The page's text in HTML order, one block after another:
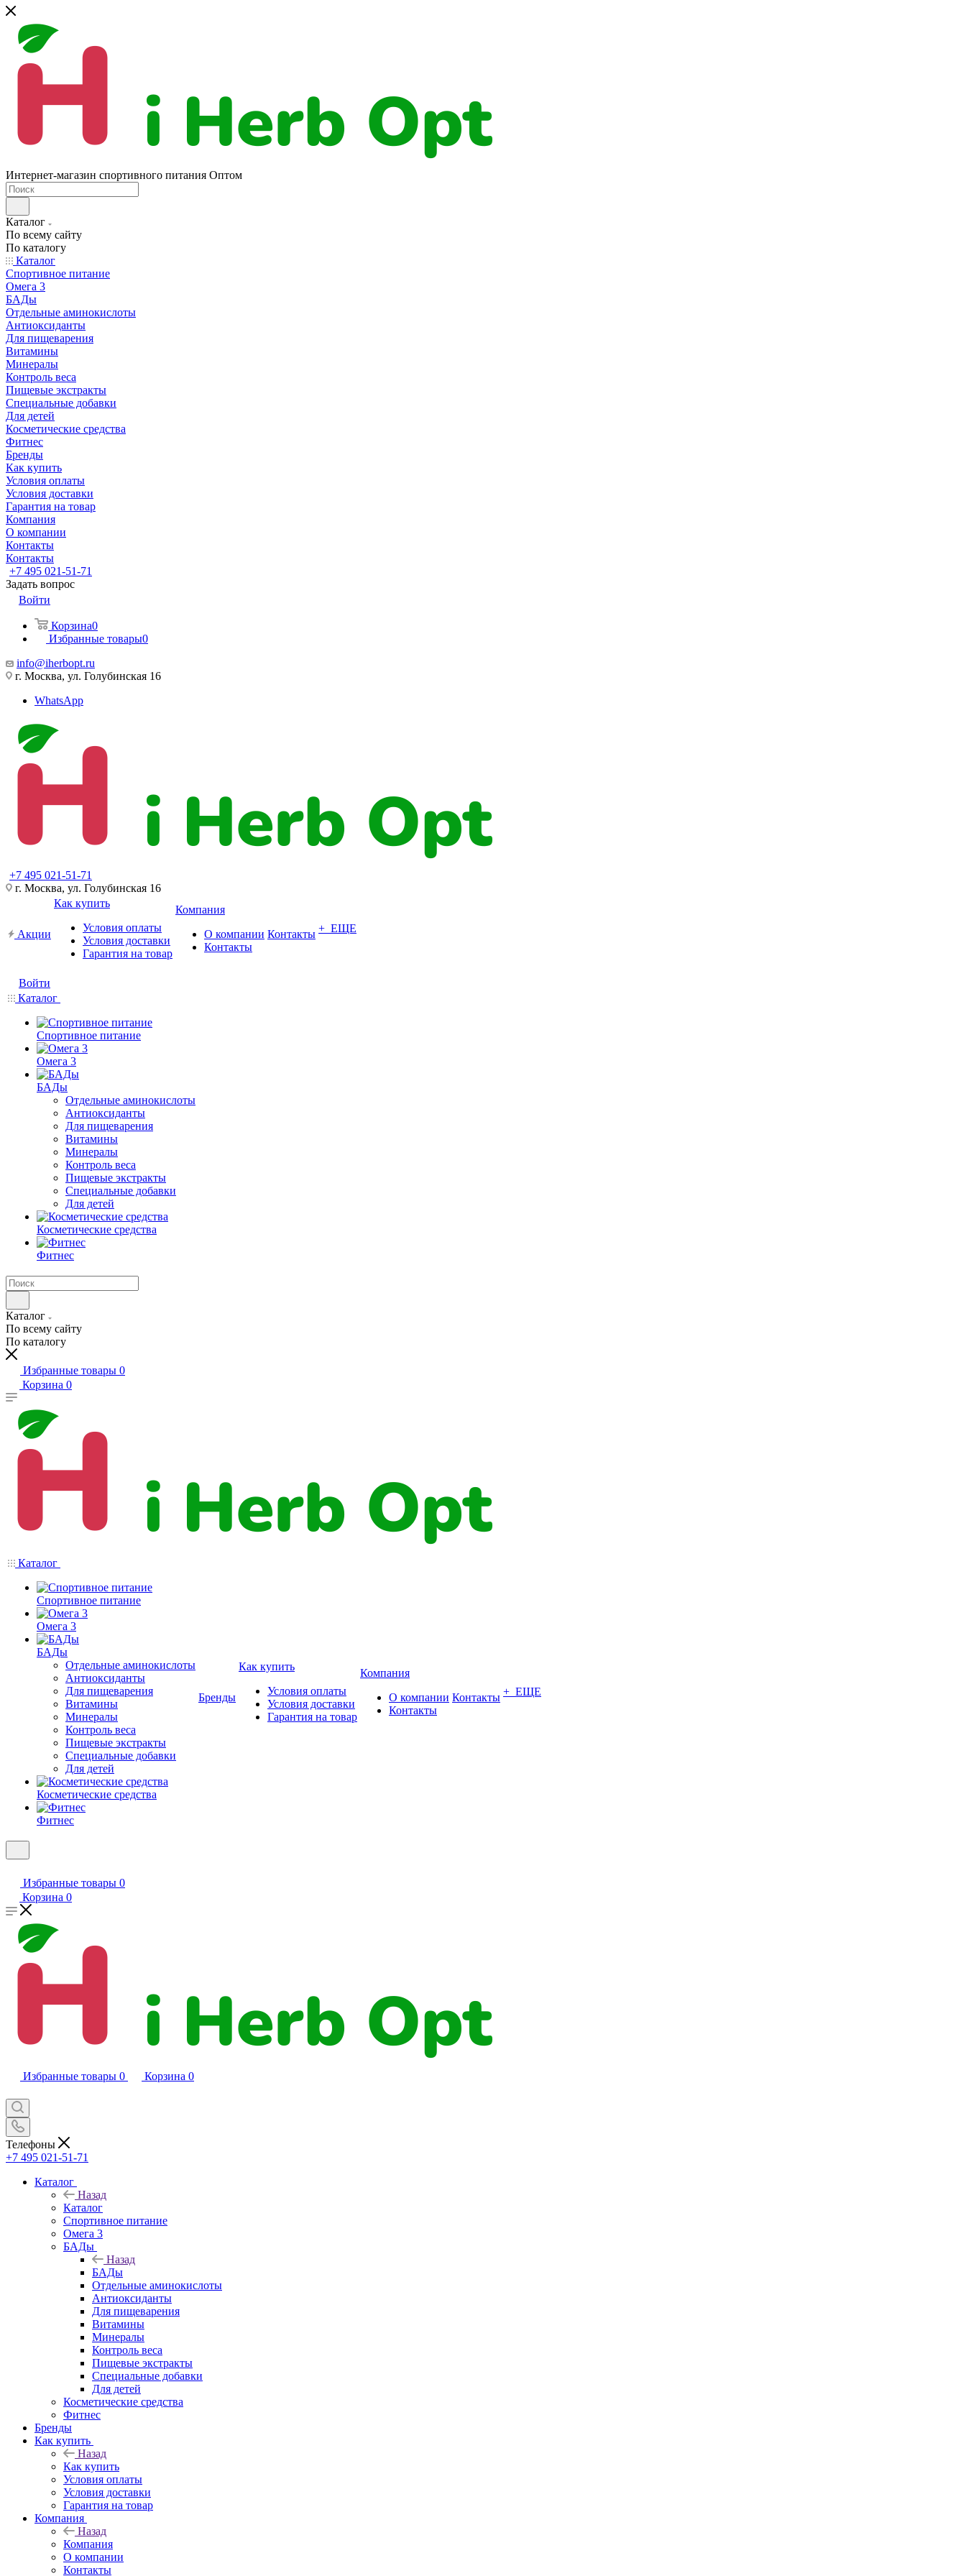
Интернет-магазин спортивного питания Оптом
Каталог
По всему сайту
По каталогу
Каталог
Спортивное питание
Омега 3
БАДы
Отдельные аминокислоты
Антиоксиданты
Для пищеварения
Витамины
Минералы
Контроль веса
Пищевые экстракты
Специальные добавки
Для детей
Косметические средства
Фитнес
Бренды
Как купить
Условия оплаты
Условия доставки
Гарантия на товар
Компания
О компании
Контакты
Контакты
+7 495 021-51-71
Задать вопрос
Войти
Корзина0
Избранные товары0
info@iherbopt.ru
г. Москва, ул. Голубинская 16
WhatsApp
+7 495 021-51-71
г. Москва, ул. Голубинская 16
Акции
Как купить
Условия оплаты
Условия доставки
Гарантия на товар
Компания
О компании
Контакты
Контакты + ЕЩЕ
Войти
Каталог
Спортивное питание
Омега 3
БАДы
Отдельные аминокислоты
Антиоксиданты
Для пищеварения
Витамины
Минералы
Контроль веса
Пищевые экстракты
Специальные добавки
Для детей
Косметические средства
Фитнес
Каталог
По всему сайту
По каталогу
Избранные товары 0
Корзина 0
Каталог
Спортивное питание
Омега 3
БАДы
Отдельные аминокислоты
Антиоксиданты
Для пищеварения
Витамины
Минералы
Контроль веса
Пищевые экстракты
Специальные добавки
Для детей
Косметические средства
Фитнес
Бренды
Как купить
Условия оплаты
Условия доставки
Гарантия на товар
Компания
О компании
Контакты
Контакты + ЕЩЕ
Избранные товары 0
Корзина 0
Избранные товары 0 Корзина 0
Телефоны
+7 495 021-51-71
Каталог
Назад
Каталог
Спортивное питание
Омега 3
БАДы
Назад
БАДы
Отдельные аминокислоты
Антиоксиданты
Для пищеварения
Витамины
Минералы
Контроль веса
Пищевые экстракты
Специальные добавки
Для детей
Косметические средства
Фитнес
Бренды
Как купить
Назад
Как купить
Условия оплаты
Условия доставки
Гарантия на товар
Компания
Назад
Компания
О компании
Контакты